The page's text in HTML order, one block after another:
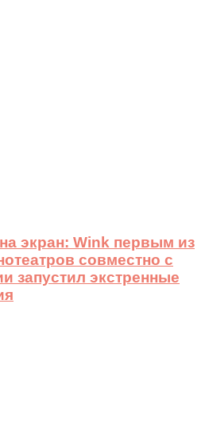
экран: Wink первым из
совместно с
запустил экстренные